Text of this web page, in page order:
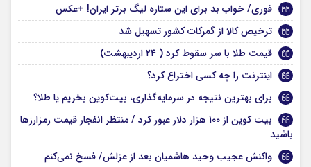
فوری/ خواب بد برای این ستاره لیگ برتر ایران! +عکس
ترخیص کالا از گمرکات کشور تسهیل شد
قیمت طلا با سر سقوط کرد ( ۲۴ اردیبهشت)
اینترنت را چه کسی اختراع کرد؟
برای بهترین نتیجه در سرمایه‌گذاری، بیت‌کوین بخریم یا طلا؟
بیت‌ کوین از ۱۰۰ هزار دلار عبور کرد / منتظر انفجار قیمت‌ رمزارزها
باشید
واکنش عجیب وحید هاشمیان بعد از عزلش/ فسخ نمی‌کنم